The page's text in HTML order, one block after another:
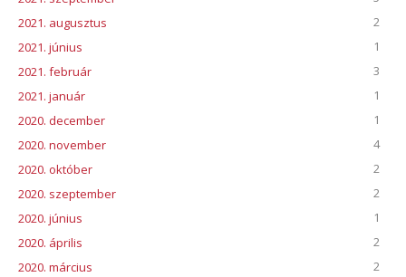
2021. augusztus
2
2021. június
1
2021. február
3
2021. január
1
2020. december
1
2020. november
4
2020. október
2
2020. szeptember
2
2020. június
1
2020. április
2
2020. március
2